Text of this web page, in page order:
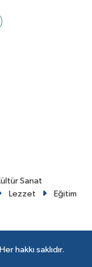
Sanat
Lezzet Eğitim
hakkı saklıdır.